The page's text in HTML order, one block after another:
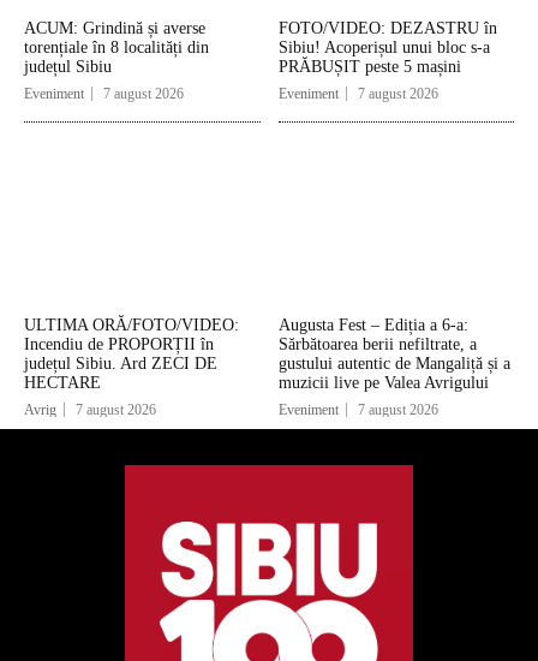
ACUM: Grindină și averse
torențiale în 8 localități din
județul Sibiu
Eveniment 7 august 2026
FOTO/VIDEO: DEZASTRU în
Sibiu! Acoperișul unui bloc s-a
PRĂBUȘIT peste 5 mașini
Eveniment 7 august 2026
ULTIMA ORĂ/FOTO/VIDEO:
Incendiu de PROPORȚII în
județul Sibiu. Ard ZECI DE
HECTARE
Avrig 7 august 2026
Augusta Fest – Ediția a 6-a:
Sărbătoarea berii nefiltrate, a
gustului autentic de Mangaliță și a
muzicii live pe Valea Avrigului
Eveniment 7 august 2026